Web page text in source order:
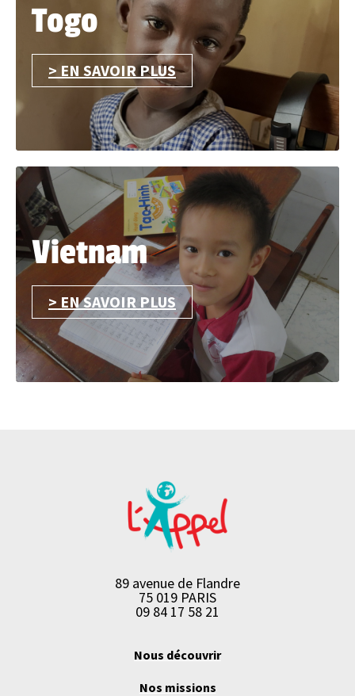
Togo
> EN SAVOIR PLUS
Vietnam
> EN SAVOIR PLUS
89 avenue de Flandre
75 019 PARIS
09 84 17 58 21
Nous découvrir
Nos missions